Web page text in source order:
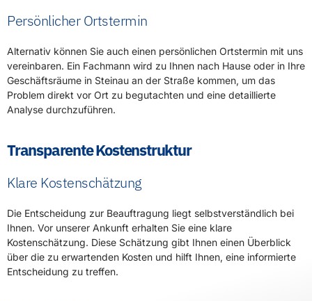
Persönlicher Ortstermin
Alternativ können Sie auch einen persönlichen Ortstermin mit uns
vereinbaren. Ein Fachmann wird zu Ihnen nach Hause oder in Ihre
Geschäftsräume in Steinau an der Straße kommen, um das
Problem direkt vor Ort zu begutachten und eine detaillierte
Analyse durchzuführen.
Transparente Kostenstruktur
Klare Kostenschätzung
Die Entscheidung zur Beauftragung liegt selbstverständlich bei
Ihnen. Vor unserer Ankunft erhalten Sie eine klare
Kostenschätzung. Diese Schätzung gibt Ihnen einen Überblick
über die zu erwartenden Kosten und hilft Ihnen, eine informierte
Entscheidung zu treffen.